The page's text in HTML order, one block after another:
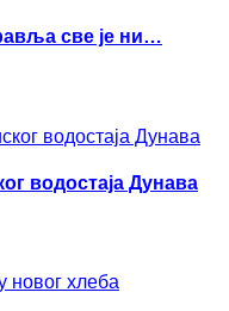
све је ни…
водостаја Дунава